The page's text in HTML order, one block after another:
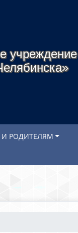
учреждение
РОДИТЕЛЯМ